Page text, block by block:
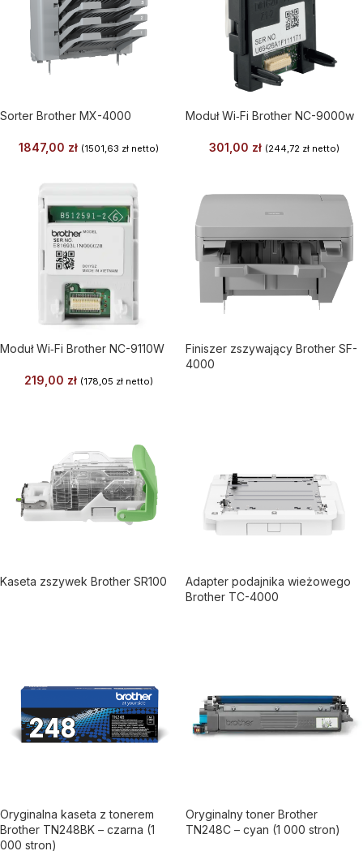
Sorter Brother MX-4000
1847,00 zł (1501,63 zł netto)
Moduł Wi‑Fi Brother NC-9000w
301,00 zł (244,72 zł netto)
Moduł Wi‑Fi Brother NC-9110W
219,00 zł (178,05 zł netto)
Finiszer zszywający Brother SF-
4000
Kaseta zszywek Brother SR100
Adapter podajnika wieżowego
Brother TC-4000
Oryginalna kaseta z tonerem
Brother TN248BK – czarna (1
000 stron)
Oryginalny toner Brother
TN248C – cyan (1 000 stron)